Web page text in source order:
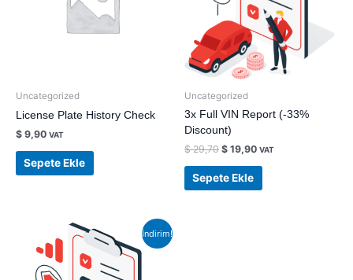
Uncategorized
License Plate History Check
$ 9,90 VAT
Sepete Ekle
Uncategorized
3x Full VIN Report (-33%
Discount)
$29,70 $ 19,90 VAT
Sepete Ekle
İndirim!
Orijinal
fiyat:
$ 16,90.
Şu
andaki
fiyat:
$ 9,90.